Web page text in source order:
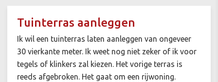
Tuinterras aanleggen
Ik wil een tuinterras laten aanleggen van ongeveer
30 vierkante meter. Ik weet nog niet zeker of ik voor
tegels of klinkers zal kiezen. Het vorige terras is
reeds afgebroken. Het gaat om een rijwoning.